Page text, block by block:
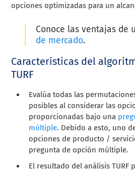
opciones optimizadas para un
Conoce las ventajas de
de mercado.
Características del
TURF
Evalúa todas las
posibles al considerar las
proporcionadas bajo una
múltiple. Debido a esto, uno
opciones de producto /
pregunta de opción múltiple.
El resultado del análisis TURF